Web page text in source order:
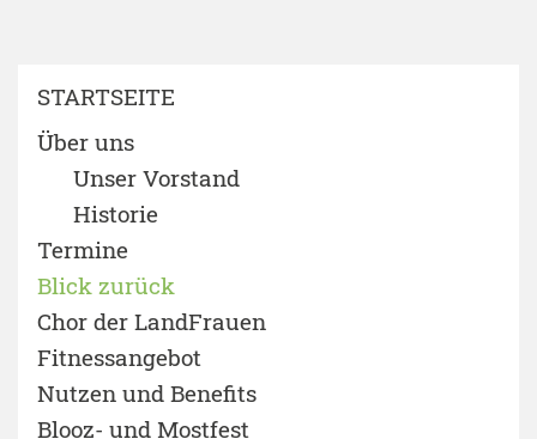
STARTSEITE
Über uns
Unser Vorstand
Historie
Termine
Blick zurück
Chor der LandFrauen
Fitnessangebot
Nutzen und Benefits
Blooz- und Mostfest